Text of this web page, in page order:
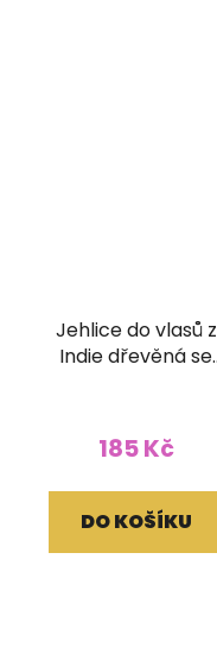
Jehlice do vlasů z
Indie dřevěná se
185 Kč
DO KOŠÍKU